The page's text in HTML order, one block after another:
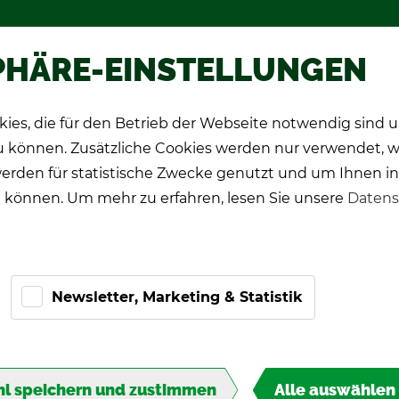
EINSTELLUNGEN
die für den Betrieb der Webseite notwendig sind
können. Zusätzliche Cookies werden nur verwendet,
für statistische Zwecke genutzt und um Ihnen
Um mehr zu erfahren, lesen Sie unsere
Newsletter, Marketing & Statistik
speichern und zustimmen Alle
Spie­ler Pro-Ki­cker Ge­schenk­ide­en
Wer­be­spie­le Über TIPP-